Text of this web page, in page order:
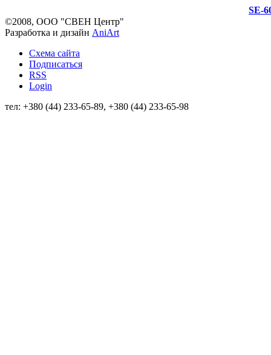
SE-
©2008, ООО "СВЕН Центр"
Разработка и дизайн AniArt
Схема сайта
Подписаться
RSS
Login
тел: +380 (44) 233-65-89, +380 (44) 233-65-98